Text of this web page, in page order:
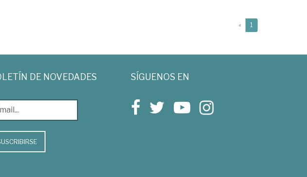
« 1
DE NOVEDADES SÍGUENOS EN